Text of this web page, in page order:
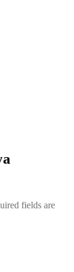
fields are